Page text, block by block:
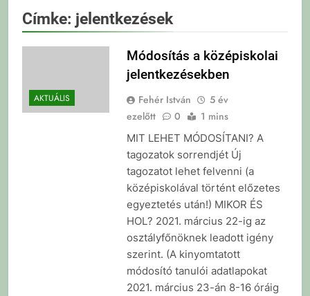
Címke: jelentkezések
AKTUÁLIS
Módosítás a középiskolai
jelentkezésekben
Fehér István
5 év
ezelőtt
0 1 mins
MIT LEHET MÓDOSÍTANI? A
tagozatok sorrendjét Új
tagozatot lehet felvenni (a
középiskolával történt előzetes
egyeztetés után!) MIKOR ÉS
HOL? 2021. március 22-ig az
osztályfőnöknek leadott igény
szerint. (A kinyomtatott
módosító tanulói adatlapokat
2021. március 23-án 8-16 óráig